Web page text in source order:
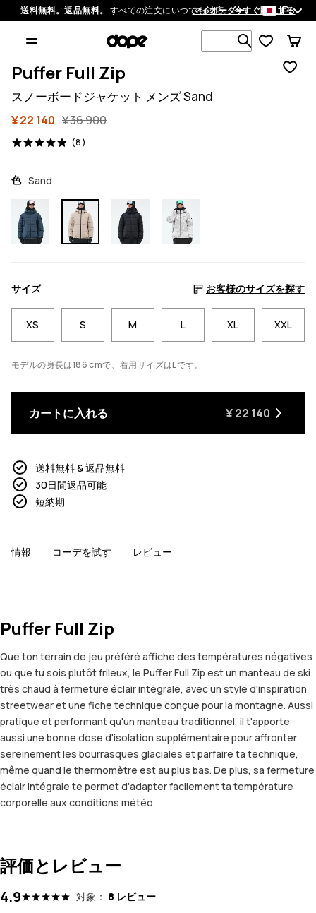
送料無料。返品無料。 すべての注文にいつでも対応。今すぐ購入する
マイオーダー JP
1 000以上
Puffer Full Zip
スノーボードジャケット メンズ Sand
¥ 22 140 ¥ 36 900
(8)
8 レビュー, 4.9/5
色 Sand
サイズ お客様のサイズを探す
XS S M L XL XXL
モデルの身長は186 cmで、着用サイズはLです。
カートに入れる ¥ 22 140
送料無料 & 返品無料
30日間返品可能
短納期
情報 コーデを試す レビュー
Puffer Full Zip
Que ton terrain de jeu préféré affiche des températures négatives
ou que tu sois plutôt frileux, le Puffer Full Zip est un manteau de ski
très chaud à fermeture éclair intégrale, avec un style d'inspiration
streetwear et une fiche technique conçue pour la montagne. Aussi
pratique et performant qu'un manteau traditionnel, il t'apporte
aussi une bonne dose d'isolation supplémentaire pour affronter
sereinement les bourrasques glaciales et parfaire ta technique,
même quand le thermomètre est au plus bas. De plus, sa fermeture
éclair intégrale te permet d'adapter facilement ta température
corporelle aux conditions météo.
評価とレビュー
4.9 対象： 8 レビュー